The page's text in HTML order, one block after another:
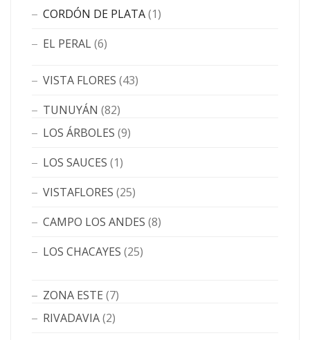
CORDÓN DE PLATA(1)
EL PERAL(6)
VISTA FLORES (43)
TUNUYÁN (82)
LOS ÁRBOLES (9)
LOS SAUCES (1)
VISTAFLORES (25)
CAMPO LOS ANDES (8)
LOS CHACAYES (25)
ZONA ESTE (7)
RIVADAVIA(2)